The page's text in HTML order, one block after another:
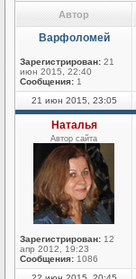
Автор
Варфоломей
Зарегистрирован: 21
июн 2015, 22:40
Сообщения: 1
21 июн 2015, 23:05
Наталья
Автор сайта
Зарегистрирован: 12
апр 2012, 19:23
Сообщения: 1086